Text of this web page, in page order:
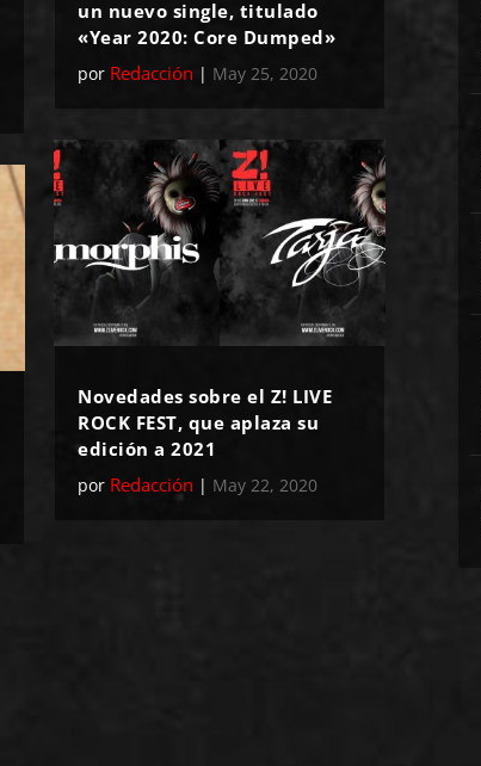
un nuevo single, titulado
«Year 2020: Core Dumped»
por Redacción | May 25, 2020
Novedades sobre el Z! LIVE
ROCK FEST, que aplaza su
edición a 2021
por Redacción | May 22, 2020